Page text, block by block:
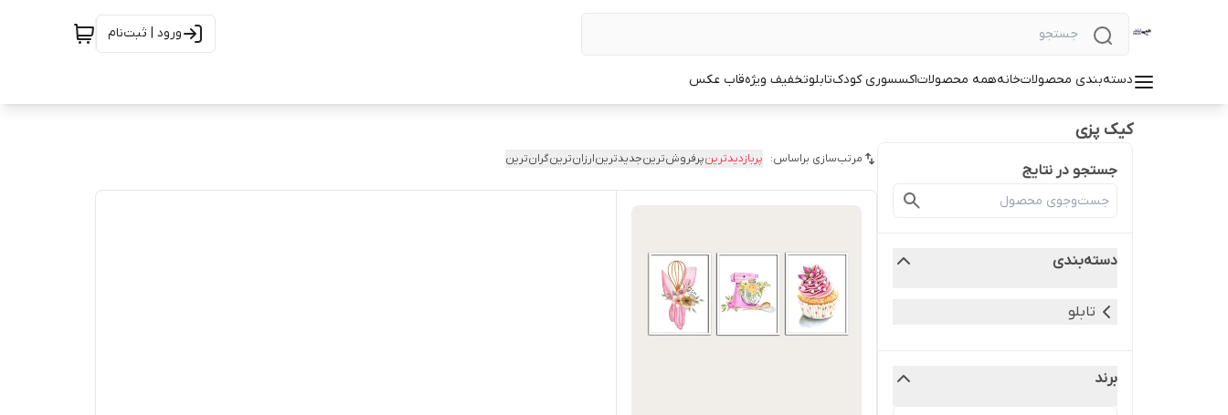
ورود | ثبت‌نام
دسته‌بندی محصولاتخانههمه محصولاتاکسسوری کودکتابلوتخفیف ویژهقاب عکس
کیک پزی
جستجو در نتایج
دسته‌بندی
تابلو
برند
مرتب‌سازی براساس: پربازدیدترینپرفروش‌ترینجدیدترینارزان‌ترینگران‌ترین